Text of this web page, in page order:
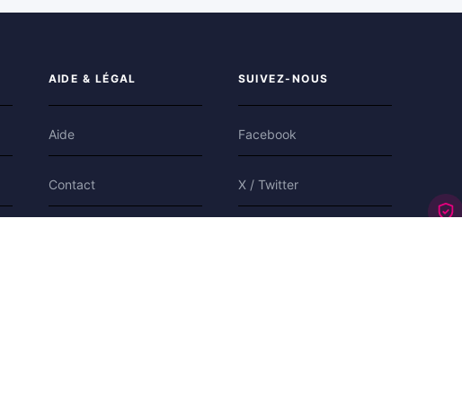
AIDE & LÉGAL
Aide
Contact
SUIVEZ-NOUS
Facebook
X / Twitter